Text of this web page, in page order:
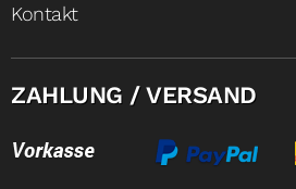
Kontakt
ZAHLUNG / VERSAND